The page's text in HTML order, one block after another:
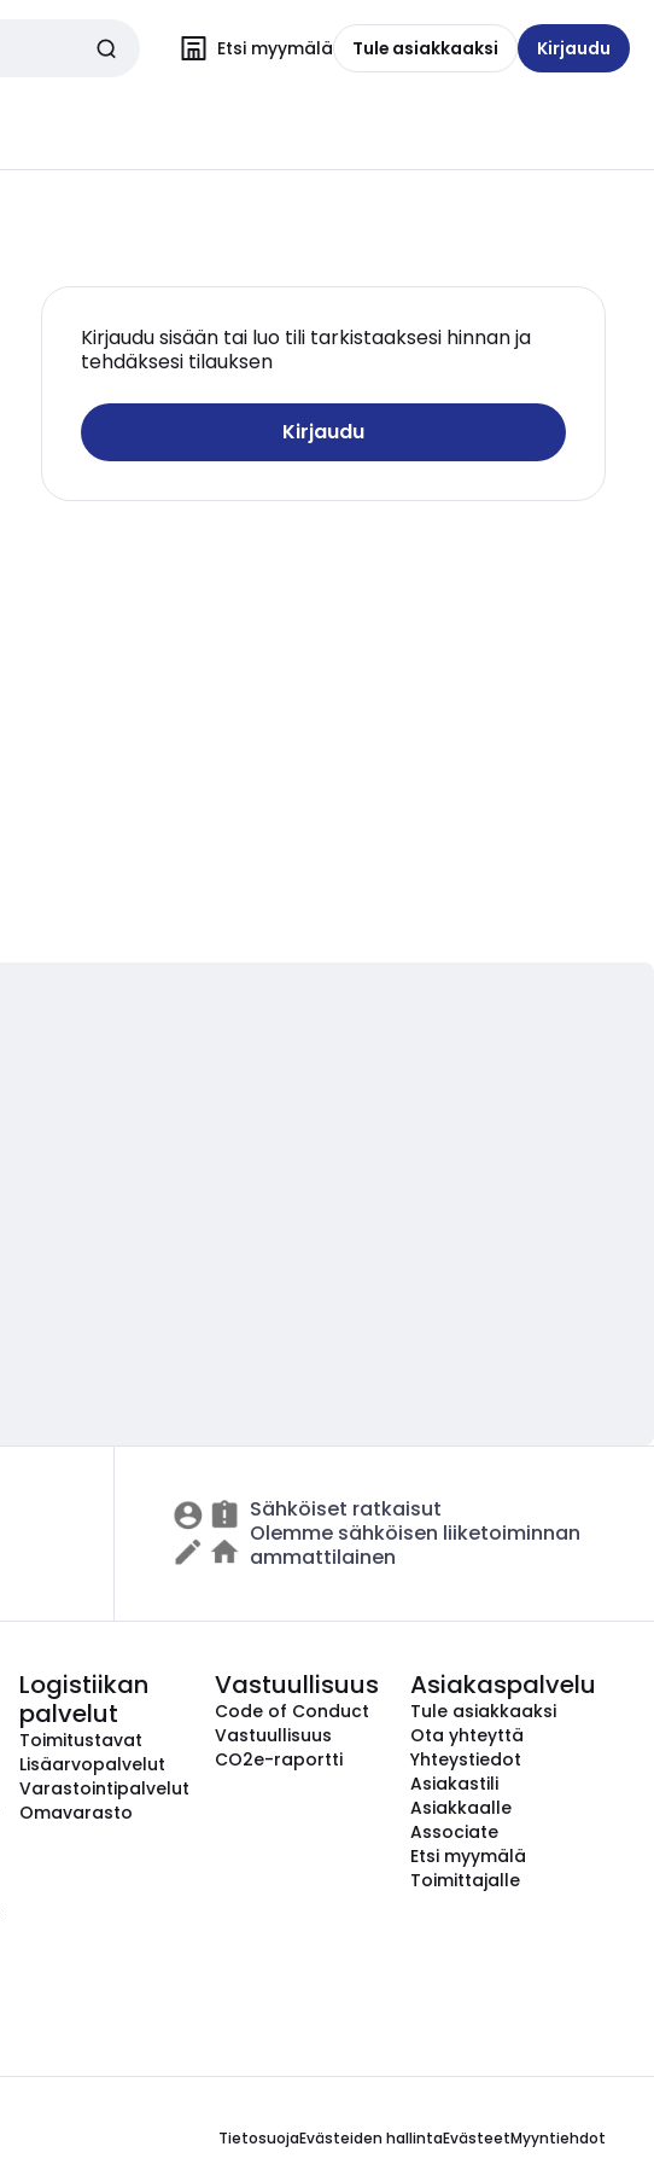
Etsi myymälä Tule asiakkaaksi Kirjaudu
Kirjaudu sisään tai luo tili tarkistaaksesi hinnan ja
tehdäksesi tilauksen
Kirjaudu
Sähköiset ratkaisut
Olemme sähköisen liiketoiminnan
ammattilainen
Logistiikan
palvelut
Toimitustavat
Lisäarvopalvelut
Varastointipalvelut
Omavarasto
Vastuullisuus
Code of Conduct
Vastuullisuus
CO2e-raportti
Asiakaspalvelu
Tule asiakkaaksi
Ota yhteyttä
Yhteystiedot
Asiakastili
Asiakkaalle
Associate
Etsi myymälä
Toimittajalle
TietosuojaEvästeiden hallintaEvästeetMyyntiehdot